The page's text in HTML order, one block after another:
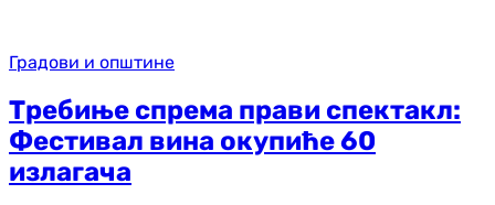
Градови и општине
Требиње спрема прави спектакл:
Фестивал вина окупиће 60
излагача